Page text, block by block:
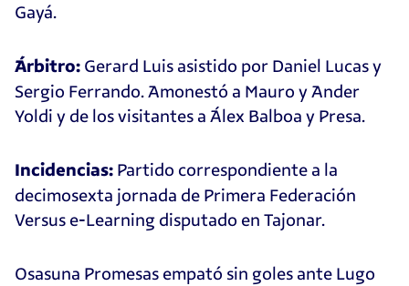
Gayá.
Árbitro: Gerard Luis asistido por Daniel Lucas y
Sergio Ferrando. Amonestó a Mauro y Ander
Yoldi y de los visitantes a Álex Balboa y Presa.
Incidencias: Partido correspondiente a la
decimosexta jornada de Primera Federación
Versus e-Learning disputado en Tajonar.
Osasuna Promesas empató sin goles ante Lugo